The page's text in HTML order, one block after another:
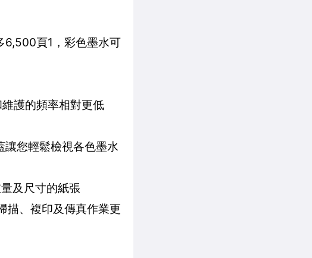
6,500頁1，彩色墨水可
護的頻率相對更低
讓您輕鬆檢視各色墨水
及尺寸的紙張
描、複印及傳真作業更